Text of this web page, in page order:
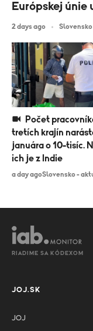
tretích krajín
januára o 10-tisíc.
ich je z Indie
a day agoSlovensko -
Európskej
2 days ago
RIADIME SA KÓDEXOM
JOJ.SK
JOJ